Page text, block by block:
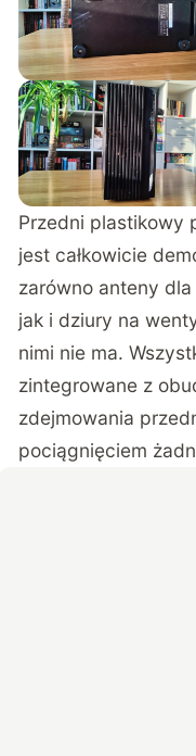
Przedni plastikowy
jest całkowicie
zarówno anteny
jak i dziury na
nimi nie ma.
zintegrowane z
zdejmowania
pociągnięciem